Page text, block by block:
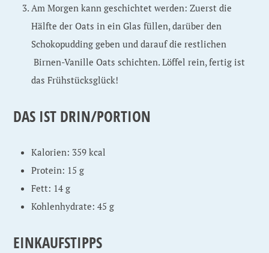
Am Morgen kann geschichtet werden: Zuerst die
Hälfte der Oats in ein Glas füllen, darüber den
Schokopudding geben und darauf die restlichen
Birnen-Vanille Oats schichten. Löffel rein, fertig ist
das Frühstücksglück!
DAS IST DRIN/PORTION
Kalorien: 359 kcal
Protein: 15 g
Fett: 14 g
Kohlenhydrate: 45 g
EINKAUFSTIPPS